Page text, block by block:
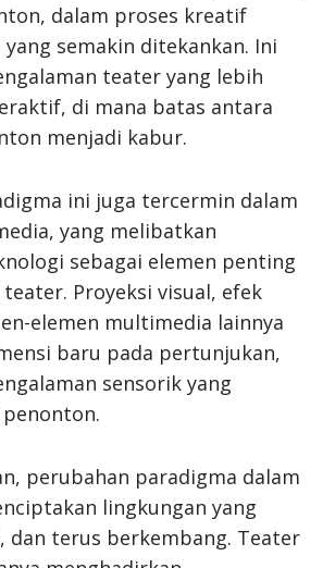
dalam proses kreatif
semakin ditekankan. Ini
teater yang lebih
di mana batas antara
menjadi kabur.
ini juga tercermin dalam
yang melibatkan
sebagai elemen penting
Proyeksi visual, efek
elemen multimedia lainnya
baru pada pertunjukan,
sensorik yang
perubahan paradigma dalam
lingkungan yang
dan terus berkembang. Teater